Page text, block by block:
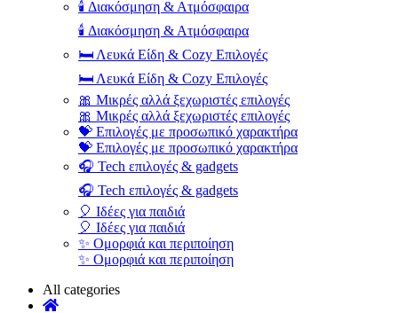
🕯️ Διακόσμηση & Ατμόσφαιρα
🕯️ Διακόσμηση & Ατμόσφαιρα
🛏️ Λευκά Είδη & Cozy Επιλογές
🛏️ Λευκά Είδη & Cozy Επιλογές
🎀 Μικρές αλλά ξεχωριστές επιλογές
🎀 Μικρές αλλά ξεχωριστές επιλογές
💝 Επιλογές με προσωπικό χαρακτήρα
💝 Επιλογές με προσωπικό χαρακτήρα
🎧 Tech επιλογές & gadgets
🎧 Tech επιλογές & gadgets
🎈 Ιδέες για παιδιά
🎈 Ιδέες για παιδιά
✨ Ομορφιά και περιποίηση
✨ Ομορφιά και περιποίηση
All categories